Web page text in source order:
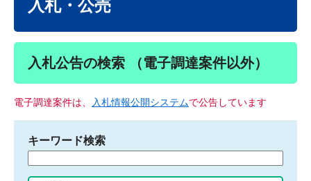
入札・公売
入札公告の検索 （電子調達案件以外）
電子調達案件は、 入札情報公開システムで公告しています
キーワード検索